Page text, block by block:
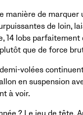
manière de
de loin,
14 lobs
que de force
volées
en suspension
à voir.